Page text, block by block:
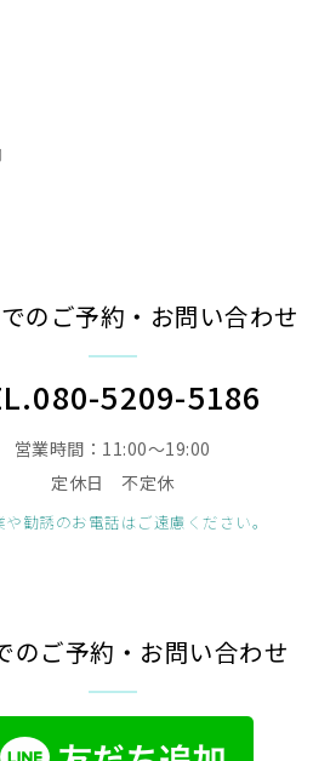
のご予約・お問い合わせ
5209-5186
営業時間：11:00〜19:00
定休日 不定休
勧誘のお電話はご遠慮ください。
のご予約・お問い合わせ